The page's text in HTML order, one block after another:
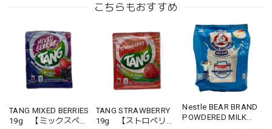
こちらもおすすめ
TANG MIXED BERRIES
19g 【ミックスベリ
TANG STRAWBERRY
19g 【ストロベリー
Nestle BEAR BRAND
POWDERED MILK